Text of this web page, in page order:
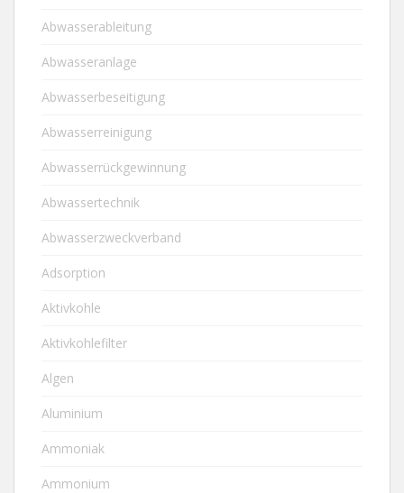
Abwasserableitung
Abwasseranlage
Abwasserbeseitigung
Abwasserreinigung
Abwasserrückgewinnung
Abwassertechnik
Abwasserzweckverband
Adsorption
Aktivkohle
Aktivkohlefilter
Algen
Aluminium
Ammoniak
Ammonium